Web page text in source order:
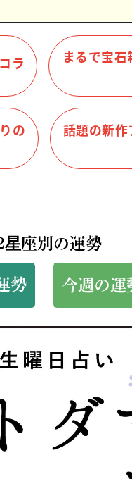
ラ
まるで宝
の
話題の新作
星座別の運勢
勢 今週の運